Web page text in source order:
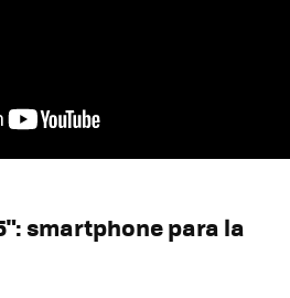
smartphone para la